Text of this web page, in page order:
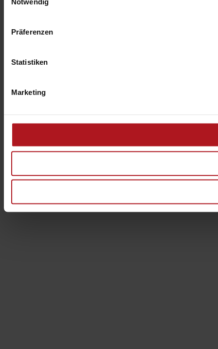
Präferenzen
Statistiken
Marketing